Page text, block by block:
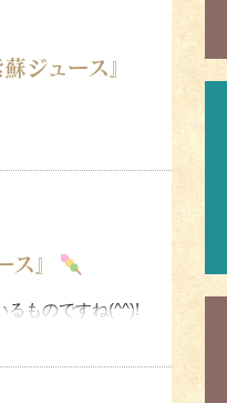
ジュース』
』
ものですね(^^)!